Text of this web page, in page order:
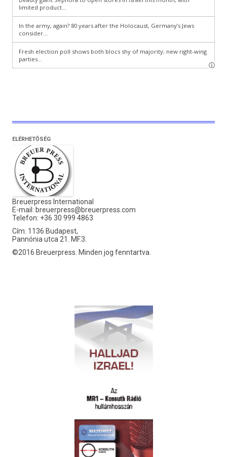
ELÉRHETŐSÉG
Breuerpress International
E-mail: breuerpress@breuerpress.com
Telefon: +36 30 999 4863
Cím: 1136 Budapest,
Pannónia utca 21. MF.3.
©2016 Breuerpress. Minden jog fenntartva.